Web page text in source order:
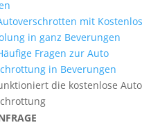
mit
in ganz Beverungen
Fragen zur Auto
in Beverungen
die kostenlose Auto